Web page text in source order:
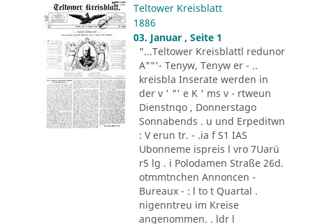
Teltower Kreisblatt
1886
03. Januar , Seite 1
"...Teltower Kreisblattl redunor
A""'- Tenyw, Tenyw er - ..
kreisbla Inserate werden in
der v ' "' e K ' ms v - rtweun
Dienstnqo , Donnerstago
Sonnabends . u und Erpeditwn
: V erun tr. - .ia f S1 IAS
Ubonneme ispreis l vro 7Uarü
r5 lg . i Polodamen Straße 26d.
otmmtnchen Annoncen -
Bureaux - : l to t Quartal .
nigenntreu im Kreise
angenommen. . ldr l